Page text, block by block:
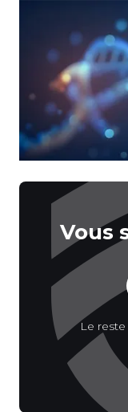
Vous
Le reste